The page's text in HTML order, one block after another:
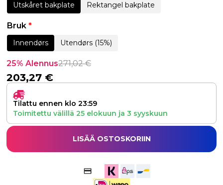
Utskåret bakplate Rektangel bakplate
Bruk *
Innendørs Utendørs (15%)
25% Alennus271,02€
203,27 €
Tilattu ennen klo 23:59
Toimitettu välillä 25 elokuun ja 3 syyskuun
LISÄÄ OSTOSKORIIN